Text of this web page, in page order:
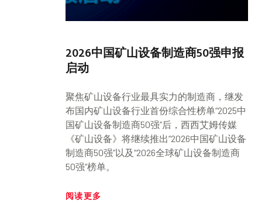
2026中国矿山设备制造商50强申报
启动
聚焦矿山设备行业最具实力的制造商，继发
布国内矿山设备行业首份综合性榜单“2025中
国矿山设备制造商50强”后，西西艾姆传媒
《矿山设备》将继续推出“2026中国矿山设备
制造商50强”以及“2026全球矿山设备制造商
50强”榜单。
阅读更多